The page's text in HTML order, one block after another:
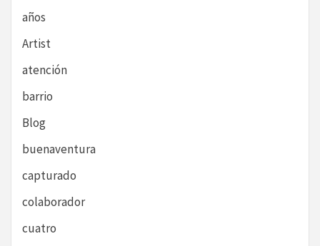
años
Artist
atención
barrio
Blog
buenaventura
capturado
colaborador
cuatro